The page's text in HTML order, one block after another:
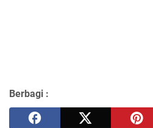
Berbagi :